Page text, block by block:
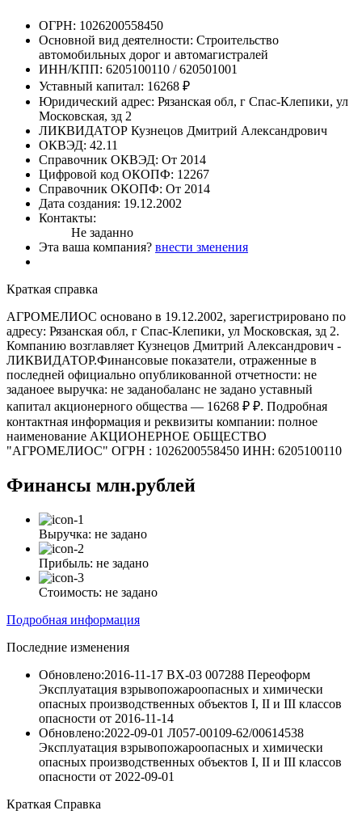
ОГРН: 1026200558450
Основной вид деятелности: Строительство
автомобильных дорог и автомагистралей
ИНН/КПП: 6205100110 / 620501001
Уставный капитал: 16268 ₽
Юридический адрес: Рязанская обл, г Спас-Клепики, ул
Московская, зд 2
ЛИКВИДАТОР Кузнецов Дмитрий Александрович
ОКВЭД: 42.11
Справочник ОКВЭД: От 2014
Цифровой код ОКОПФ: 12267
Справочник ОКОПФ: От 2014
Дата создания: 19.12.2002
Контакты:
Не заданно
Эта ваша компания? внести зменения
Краткая справка
АГРОМЕЛИОС основано в 19.12.2002, зарегистрировано по
адресу: Рязанская обл, г Спас-Клепики, ул Московская, зд 2.
Компанию возглавляет Кузнецов Дмитрий Александрович -
ЛИКВИДАТОР.Финансовые показатели, отраженные в
последней официально опубликованной отчетности: не
заданоее выручка: не заданобаланс не задано уставный
капитал акционерного общества — 16268 ₽ ₽. Подробная
контактная информация и реквизиты компании: полное
наименование АКЦИОНЕРНОЕ ОБЩЕСТВО
"АГРОМЕЛИОС" ОГРН : 1026200558450 ИНН: 6205100110
Финансы млн.рублей
Выручка: не задано
Прибыль: не задано
Стоимость: не задано
Подробная информация
Последние изменения
Обновлено:2016-11-17 ВХ-03 007288 Переоформ
Эксплуатация взрывопожароопасных и химически
опасных производственных объектов I, II и III классов
опасности от 2016-11-14
Обновлено:2022-09-01 Л057-00109-62/00614538
Эксплуатация взрывопожароопасных и химически
опасных производственных объектов I, II и III классов
опасности от 2022-09-01
Краткая Справка